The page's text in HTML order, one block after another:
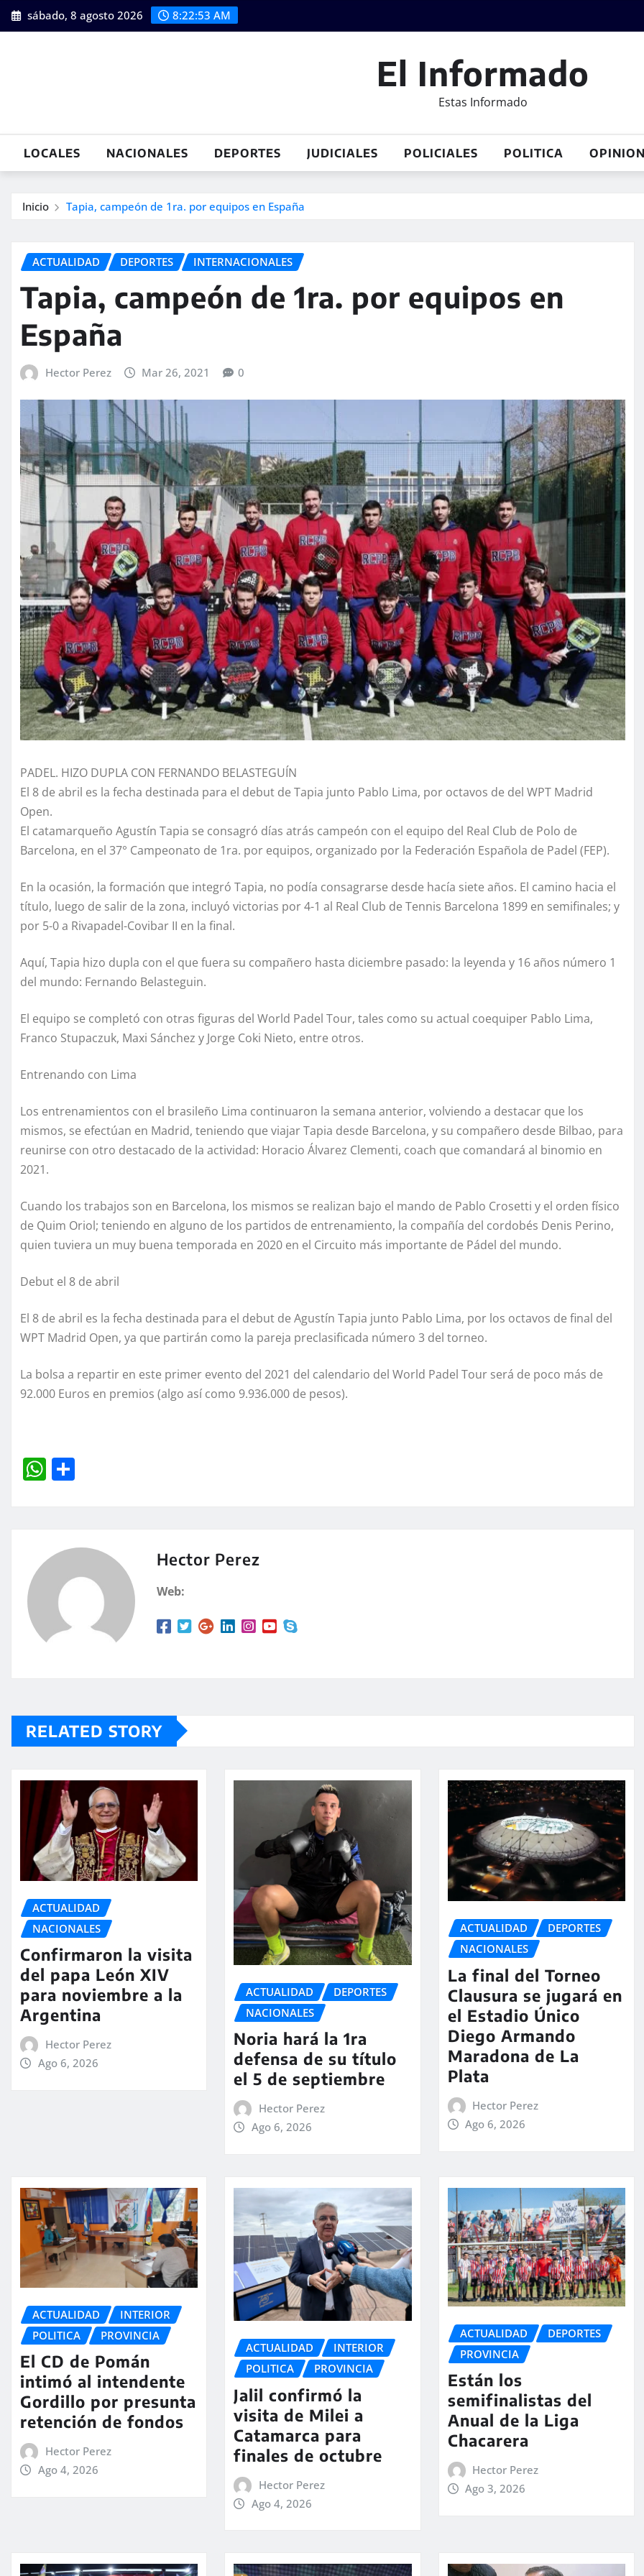
Saltar
al
sábado, 8 agosto 2026 8:22:54 AM
El Informado
Estas Informado
LOCALES NACIONALES DEPORTES JUDICIALES POLICIALES POLITICA OPINION
Inicio Tapia, campeón de 1ra. por equipos en España
ACTUALIDAD DEPORTES INTERNACIONALES
Tapia, campeón de 1ra. por equipos en
España
Hector Perez Mar 26, 2021 0
PADEL. HIZO DUPLA CON FERNANDO BELASTEGUÍN
El 8 de abril es la fecha destinada para el debut de Tapia junto Pablo Lima, por octavos de del WPT Madrid
Open.
El catamarqueño Agustín Tapia se consagró días atrás campeón con el equipo del Real Club de Polo de
Barcelona, en el 37° Campeonato de 1ra. por equipos, organizado por la Federación Española de Padel (FEP).
En la ocasión, la formación que integró Tapia, no podía consagrarse desde hacía siete años. El camino hacia el
título, luego de salir de la zona, incluyó victorias por 4-1 al Real Club de Tennis Barcelona 1899 en semifinales; y
por 5-0 a Rivapadel-Covibar II en la final.
Aquí, Tapia hizo dupla con el que fuera su compañero hasta diciembre pasado: la leyenda y 16 años número 1
del mundo: Fernando Belasteguin.
El equipo se completó con otras figuras del World Padel Tour, tales como su actual coequiper Pablo Lima,
Franco Stupaczuk, Maxi Sánchez y Jorge Coki Nieto, entre otros.
Entrenando con Lima
Los entrenamientos con el brasileño Lima continuaron la semana anterior, volviendo a destacar que los
mismos, se efectúan en Madrid, teniendo que viajar Tapia desde Barcelona, y su compañero desde Bilbao, para
reunirse con otro destacado de la actividad: Horacio Álvarez Clementi, coach que comandará al binomio en
2021.
Cuando los trabajos son en Barcelona, los mismos se realizan bajo el mando de Pablo Crosetti y el orden físico
de Quim Oriol; teniendo en alguno de los partidos de entrenamiento, la compañía del cordobés Denis Perino,
quien tuviera un muy buena temporada en 2020 en el Circuito más importante de Pádel del mundo.
Debut el 8 de abril
El 8 de abril es la fecha destinada para el debut de Agustín Tapia junto Pablo Lima, por los octavos de final del
WPT Madrid Open, ya que partirán como la pareja preclasificada número 3 del torneo.
La bolsa a repartir en este primer evento del 2021 del calendario del World Padel Tour será de poco más de
92.000 Euros en premios (algo así como 9.936.000 de pesos).
W
A
p
rt
Hector Perez
Web:
RELATED STORY
ACTUALIDAD
NACIONALES
Confirmaron la visita
del papa León XIV
para noviembre a la
Argentina
Hector Perez
Ago 6, 2026
ACTUALIDAD
DEPORTES
NACIONALES
Noria hará la 1ra
defensa de su título
el 5 de septiembre
Hector Perez
Ago 6, 2026
ACTUALIDAD
DEPORTES
NACIONALES
La final del Torneo
Clausura se jugará en
el Estadio Único
Diego Armando
Maradona de La
Plata
Hector Perez
Ago 6, 2026
ACTUALIDAD
INTERIOR
POLITICA
PROVINCIA
El CD de Pomán
intimó al intendente
Gordillo por presunta
retención de fondos
Hector Perez
Ago 4, 2026
ACTUALIDAD
INTERIOR
POLITICA
PROVINCIA
Jalil confirmó la
visita de Milei a
Catamarca para
finales de octubre
Hector Perez
Ago 4, 2026
ACTUALIDAD
DEPORTES
PROVINCIA
Están los
semifinalistas del
Anual de la Liga
Chacarera
Hector Perez
Ago 3, 2026